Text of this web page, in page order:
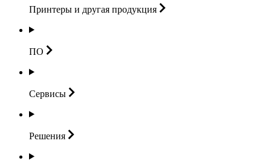
Принтеры и другая продукция
ПО
Сервисы
Решения